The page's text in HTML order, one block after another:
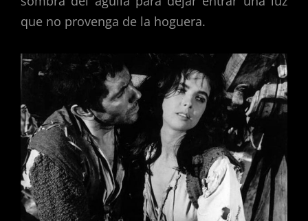
que no provenga de la hoguera.